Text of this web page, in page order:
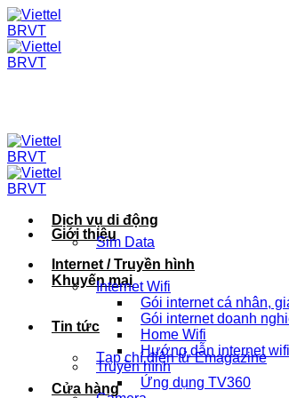
Skip
to
content
Giới thiệu
Khuyến mại
Tin tức
Tạp chí điện tử Emagazine
Cửa hàng
Dịch vụ di động
Sim Data
Internet / Truyền hình
Internet Wifi
Gói internet cá nhân,
Gói internet doanh
Home Wifi
Hướng dẫn internet wifi
Truyền hình
Ứng dụng TV360